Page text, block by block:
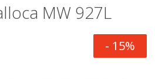
MW 927L
- 15%